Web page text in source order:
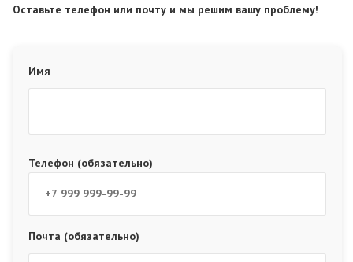
Оставьте телефон или почту и мы решим вашу проблему!
Имя
Телефон (обязательно)
Почта (обязательно)